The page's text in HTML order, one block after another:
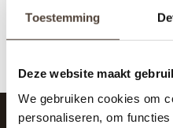
Toestemming
Deze website maakt
We gebruiken cookies om
personaliseren, om